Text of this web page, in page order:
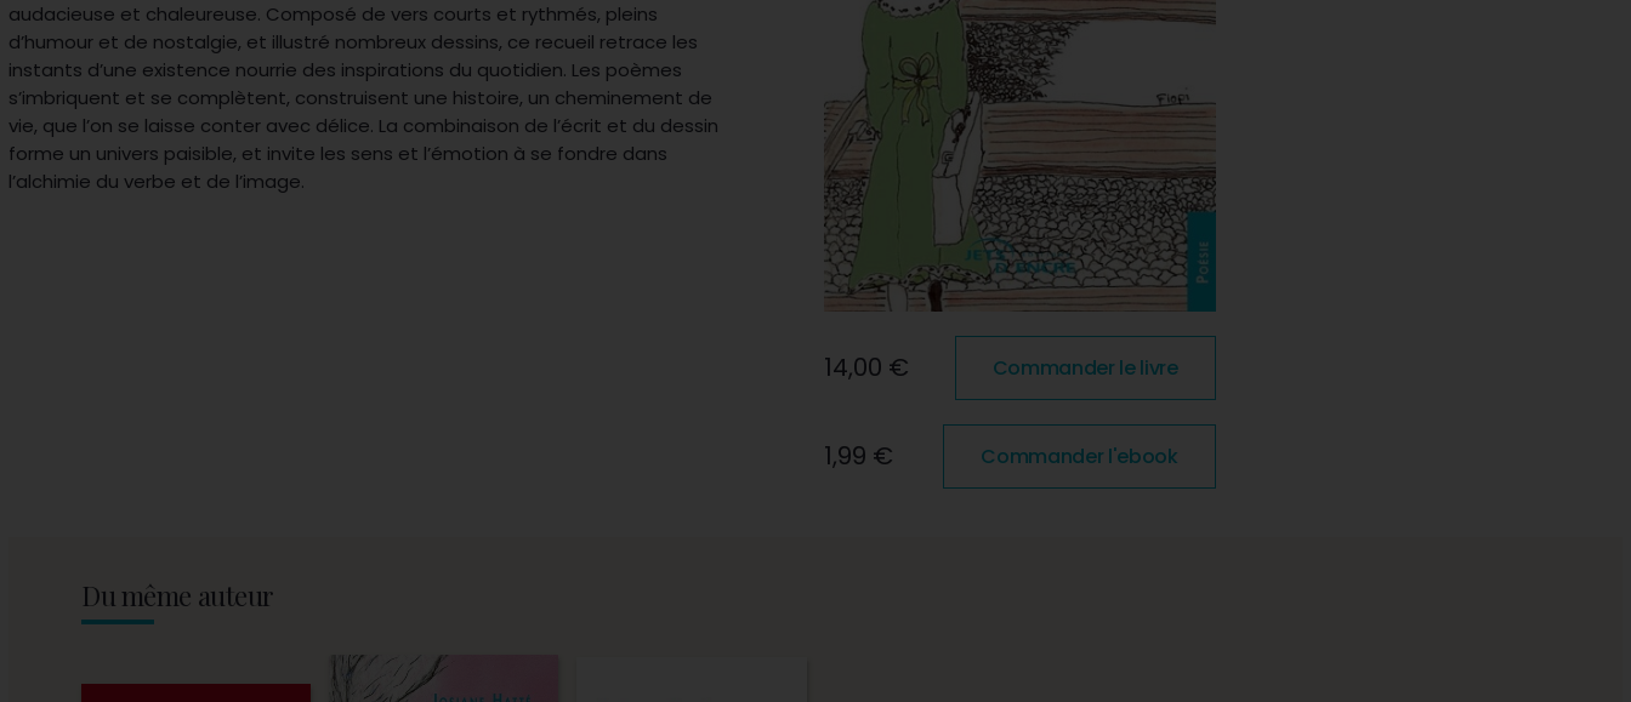
audacieuse et chaleureuse. Composé de vers courts et rythmés, pleins
d’humour et de nostalgie, et illustré nombreux dessins, ce recueil retrace les
instants d’une existence nourrie des inspirations du quotidien. Les poèmes
s’imbriquent et se complètent, construisent une histoire, un cheminement de
vie, que l’on se laisse conter avec délice. La combinaison de l’écrit et du dessin
forme un univers paisible, et invite les sens et l’émotion à se fondre dans
l’alchimie du verbe et de l’image.
14,00 € Commander le livre
1,99 € Commander l'ebook
Du même auteur